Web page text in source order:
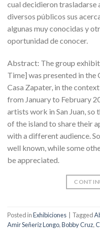
cual decidieron trasladarse
diversos públicos sus
algunas muy conocidas y
oportunidad de conocer.
Abstract: The group
Time] was presented in
Casa Zapater, in the
from January to February
artists work in San Juan, so
of the island to share their
with a different audience.
well known, while some
be appreciated.
Posted inExhibiciones Tagged
Amir Señeriz Longo,Bobby Cruz,